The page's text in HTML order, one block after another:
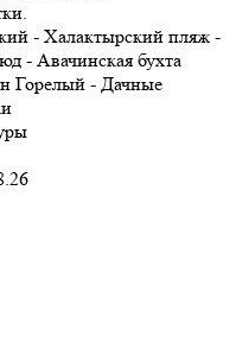
- Халактырский пляж -
- Авачинская бухта
Горелый - Дачные